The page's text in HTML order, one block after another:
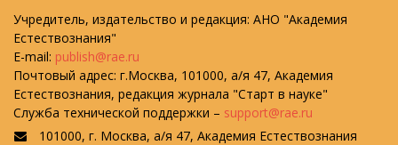
Учредитель, издательство и редакция: АНО "Академия
Естествознания"
E-mail: publish@rae.ru
Почтовый адрес: г.Москва, 101000, а/я 47, Академия
Естествознания, редакция журнала "Старт в науке"
Служба технической поддержки – support@rae.ru
101000, г. Москва, а/я 47, Академия Естествознания